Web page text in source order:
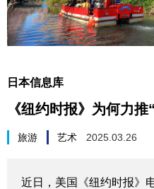
社会
生活与旅游
深度报道
日本信息库
《纽约时报》为何力推
旅游 艺术 2025.03.26
近日，美国《纽约时报》